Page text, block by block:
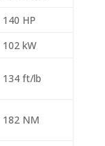
140 HP
102 kW
134 ft/lb
182 NM